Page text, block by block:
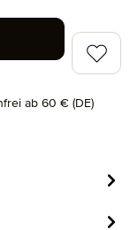
ab 60 € (DE)
Zum